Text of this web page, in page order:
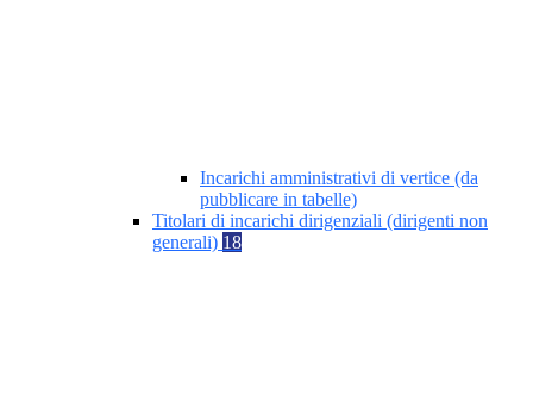
Incarichi amministrativi di vertice (da
pubblicare in tabelle)
Titolari di incarichi dirigenziali (dirigenti non
generali) 18